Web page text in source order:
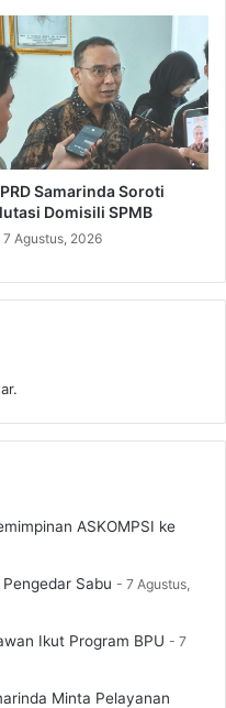
Samarinda Soroti
Domisili SPMB
7 Agustus, 2026
ASKOMPSI ke
Sabu
7 Agustus,
Ikut Program BPU
7
Minta Pelayanan